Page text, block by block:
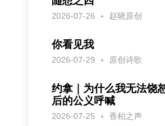
2026-07-26 赵晓原创
你看见我
2026-07-29 原创诗歌
约拿｜为什么我无法
后的公义呼喊
2026-07-25 香柏之声